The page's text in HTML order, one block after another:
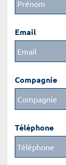
Email
Compagnie
Téléphone